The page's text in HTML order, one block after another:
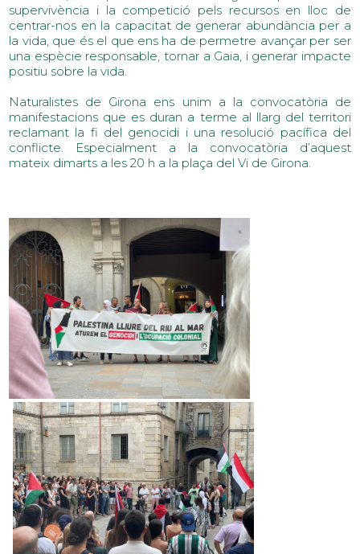
supervivència i la competició pels recursos en lloc de
centrar-nos en la capacitat de generar abundància per a
la vida, que és el que ens ha de permetre avançar per ser
una espècie responsable, tornar a Gaia, i generar impacte
positiu sobre la vida.
Naturalistes de Girona ens unim a la convocatòria de
manifestacions que es duran a terme al llarg del territori
reclamant la fi del genocidi i una resolució pacífica del
conflicte. Especialment a la convocatòria d’aquest
mateix dimarts a les 20 h a la plaça del Vi de Girona.